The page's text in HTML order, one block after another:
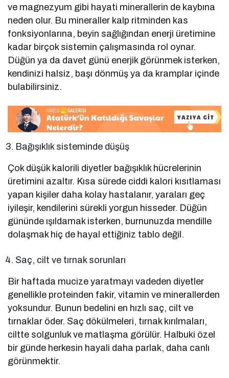
ve magnezyum gibi hayati minerallerin de kaybına
neden olur. Bu mineraller kalp ritminden kas
fonksiyonlarına, beyin sağlığından enerji üretimine
kadar birçok sistemin çalışmasında rol oynar.
Düğün ya da davet günü enerjik görünmek isterken,
kendinizi halsiz, başı dönmüş ya da kramplar içinde
bulabilirsiniz.
Bağışıklık sisteminde düşüş
Çok düşük kalorili diyetler bağışıklık hücrelerinin
üretimini azaltır. Kısa sürede ciddi kalori kısıtlaması
yapan kişiler daha kolay hastalanır, yaraları geç
iyileşir, kendilerini sürekli yorgun hisseder. Düğün
gününde ışıldamak isterken, burnunuzda mendille
dolaşmak hiç de hayal ettiğiniz tablo değil.
Saç, cilt ve tırnak sorunları
Bir haftada mucize yaratmayı vadeden diyetler
genellikle proteinden fakir, vitamin ve minerallerden
yoksundur. Bunun bedelini en hızlı saç, cilt ve
tırnaklar öder. Saç dökülmeleri, tırnak kırılmaları,
ciltte solgunluk ve matlaşma görülür. Halbuki özel
bir günde herkesin hayali daha parlak, daha canlı
görünmektir.